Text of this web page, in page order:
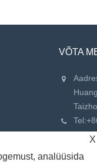
VÕTA
Tel:
X
analüüsida